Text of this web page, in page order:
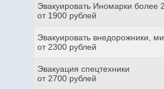
Эвакуировать Иномарки более
от 1900 рублей
Эвакуировать внедорожники,
от 2300 рублей
Эвакуация спецтехники
от 2700 рублей